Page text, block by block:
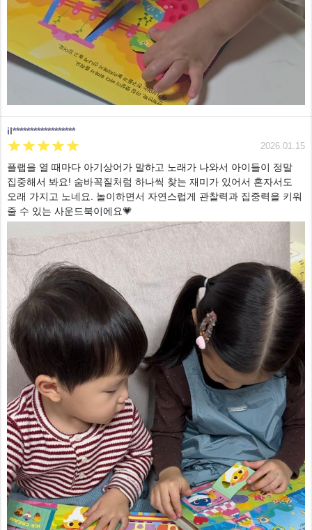
il******************
 2026.01.15
플랩을 열 때마다 아기상어가 말하고 노래가 나와서 아이들이 정말
집중해서 봐요! 숨바꼭질처럼 하나씩 찾는 재미가 있어서 혼자서도
오래 가지고 노네요. 놀이하면서 자연스럽게 관찰력과 집중력을 키워
줄 수 있는 사운드북이에요💗